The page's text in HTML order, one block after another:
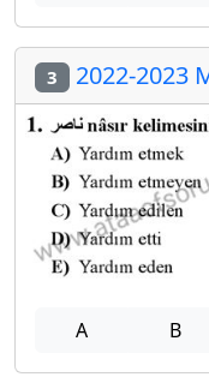
3 2022-2023
A B